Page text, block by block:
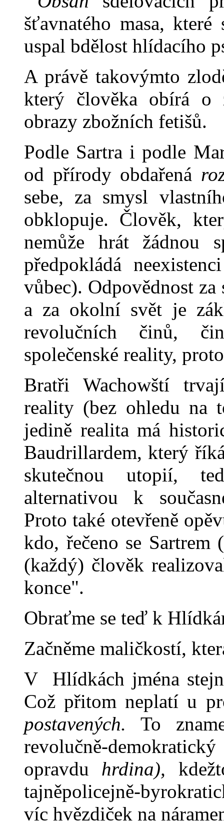
šťavna­tého masa,
uspal bdělost hlídacího
A právě takovýmto
který člověka obírá o
obrazy zbož­ních fetišů.
Podle Sartra i podle
od přírody obdařená
sebe, za smysl
obklopuje. Člověk,
nemůže hrát žádnou
předpokládá
vůbec). Odpovědnost
a za okolní svět je
revolučních činů,
společenské reality,
Bratři Wachowští
reality (bez ohledu na
jedině realita má
Baudrillardem, který
skutečnou utopií,
alternativou k
Proto také otevřeně
kdo, řečeno se
(každý) člověk
konce".
Obraťme se teď k
Začněme maličkostí,
V Hlídkách jména
Což přitom neplatí u
postave­ných. To
revolučně-
opravdu hrdina),
tajněpolicejně-
víc hvězdiček na